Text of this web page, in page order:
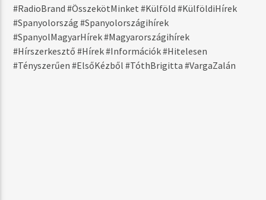
06:00 17:59
#RadioBrand #ÖsszekötMinket #Külföld #KülföldiHírek
#Spanyolország #Spanyolországihírek
#SpanyolMagyarHírek #Magyarországihírek
#Hírszerkesztő #Hírek #Információk #Hitelesen
#Tényszerűen #ElsőKézből #TóthBrigitta #VargaZalán